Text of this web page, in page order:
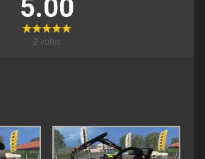
5.00
2 votes